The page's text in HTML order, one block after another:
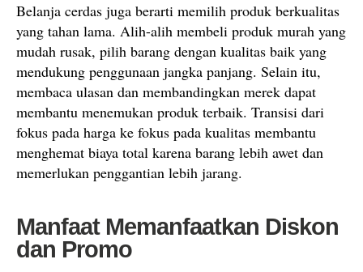
Belanja cerdas juga berarti memilih produk berkualitas
yang tahan lama. Alih-alih membeli produk murah yang
mudah rusak, pilih barang dengan kualitas baik yang
mendukung penggunaan jangka panjang. Selain itu,
membaca ulasan dan membandingkan merek dapat
membantu menemukan produk terbaik. Transisi dari
fokus pada harga ke fokus pada kualitas membantu
menghemat biaya total karena barang lebih awet dan
memerlukan penggantian lebih jarang.
Manfaat Memanfaatkan Diskon
dan Promo